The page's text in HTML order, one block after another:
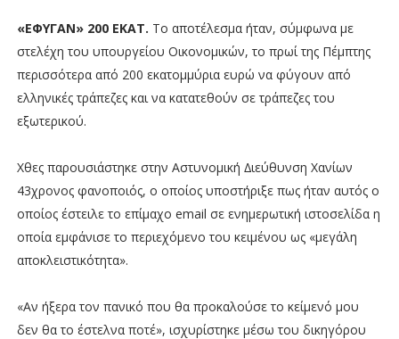
«ΕΦΥΓΑΝ» 200 ΕΚΑΤ. Το αποτέλεσµα ήταν, σύµφωνα µε
στελέχη του υπουργείου Οικονοµικών, το πρωί της Πέµπτης
περισσότερα από 200 εκατοµµύρια ευρώ να φύγουν από
ελληνικές τράπεζες και να κατατεθούν σε τράπεζες του
εξωτερικού.
Χθες παρουσιάστηκε στην Αστυνοµική ∆ιεύθυνση Χανίων
43χρονος φανοποιός, ο οποίος υποστήριξε πως ήταν αυτός ο
οποίος έστειλε το επίµαχο email σε ενηµερωτική ιστοσελίδα η
οποία εµφάνισε το περιεχόµενο του κειµένου ως «µεγάλη
αποκλειστικότητα».
«Αν ήξερα τον πανικό που θα προκαλούσε το κείµενό µου
δεν θα το έστελνα ποτέ», ισχυρίστηκε µέσω του δικηγόρου